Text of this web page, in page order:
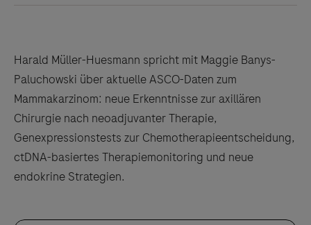
Harald Müller-Huesmann spricht mit Maggie Banys-
Paluchowski über aktuelle ASCO-Daten zum
Mammakarzinom: neue Erkenntnisse zur axillären
Chirurgie nach neoadjuvanter Therapie,
Genexpressionstests zur Chemotherapieentscheidung,
ctDNA-basiertes Therapiemonitoring und neue
endokrine Strategien.